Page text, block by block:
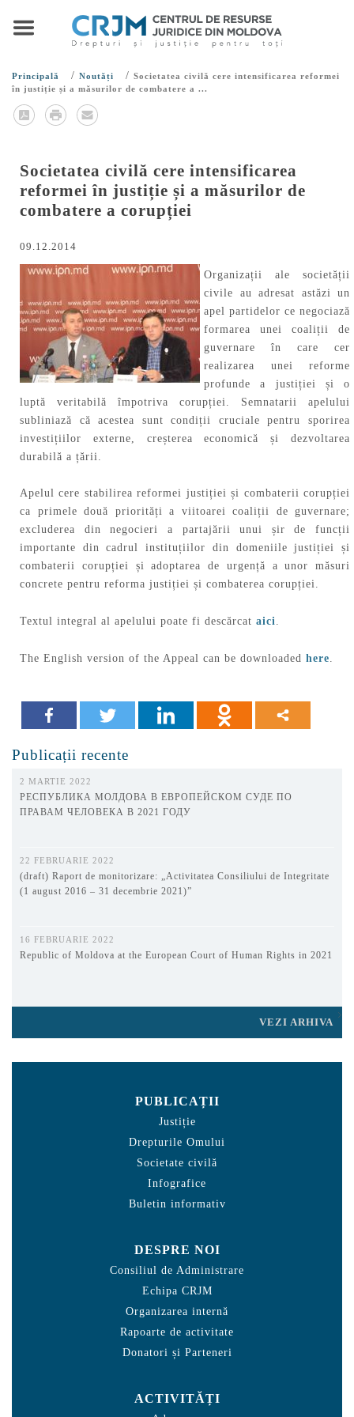
Principală / Noutăți / Societatea civilă cere intensificarea reformei
în justiție și a măsurilor de combatere a ...
Societatea civilă cere intensificarea
reformei în justiție și a măsurilor de
combatere a corupției
09.12.2014
Organizații ale societății
civile au adresat astăzi un
apel partidelor ce negociază
formarea unei coaliții de
guvernare în care cer
realizarea unei reforme
profunde a justiției și o
luptă veritabilă împotriva corupției. Semnatarii apelului
subliniază că acestea sunt condiții cruciale pentru sporirea
investițiilor externe, creșterea economică și dezvoltarea
durabilă a țării.
Apelul cere stabilirea reformei justiției și combaterii corupției
ca primele două priorități a viitoarei coaliții de guvernare;
excluderea din negocieri a partajării unui șir de funcții
importante din cadrul instituțiilor din domeniile justiției și
combaterii corupției și adoptarea de urgență a unor măsuri
concrete pentru reforma justiției și combaterea corupției.
Textul integral al apelului poate fi descărcat aici.
The English version of the Appeal can be downloaded here
Publicații recente
2 MARTIE 2022
РЕСПУБЛИКА МОЛДОВА В ЕВРОПЕЙСКОМ СУДЕ ПО
ПРАВАМ ЧЕЛОВЕКА В 2021 ГОДУ
22 FEBRUARIE 2022
(draft) Raport de monitorizare: „Activitatea Consiliului de Integritate
(1 august 2016 – 31 decembrie 2021)”
16 FEBRUARIE 2022
Republic of Moldova at the European Court of Human Rights in 2021
VEZI ARHIVA
PUBLICAȚII
Justiție
Drepturile Omului
Societate civilă
Infografice
Buletin informativ
DESPRE NOI
Consiliul de Administrare
Echipa CRJM
Organizarea internă
Rapoarte de activitate
Donatori și Parteneri
ACTIVITĂȚI